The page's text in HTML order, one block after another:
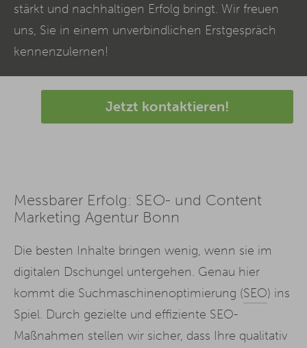
stärkt und nachhaltigen Erfolg bringt. Wir freuen
uns, Sie in einem unverbindlichen Erstgespräch
kennenzulernen!
Jetzt kontaktieren!
Messbarer Erfolg: SEO- und Content
Marketing Agentur Bonn
Die besten Inhalte bringen wenig, wenn sie im
digitalen Dschungel untergehen. Genau hier
kommt die Suchmaschinenoptimierung (SEO) ins
Spiel. Durch gezielte und effiziente SEO-
Maßnahmen stellen wir sicher, dass Ihre qualitativ